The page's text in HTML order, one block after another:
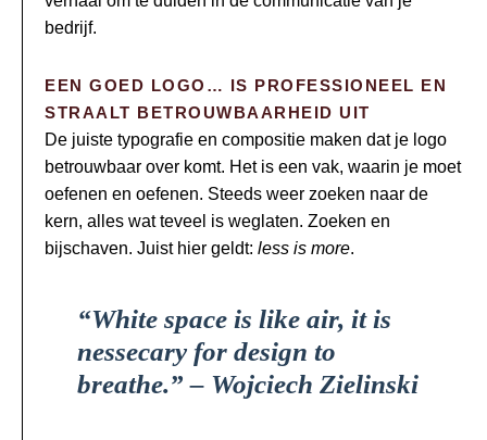
bedrijf.
EEN GOED LOGO… IS PROFESSIONEEL EN
STRAALT BETROUWBAARHEID UIT
De juiste typografie en compositie maken dat je logo
betrouwbaar over komt. Het is een vak, waarin je moet
oefenen en oefenen. Steeds weer zoeken naar de
kern, alles wat teveel is weglaten. Zoeken en
bijschaven. Juist hier geldt: less is more.
“White space is like air, it is
nessecary for design to
breathe.” – Wojciech Zielinski